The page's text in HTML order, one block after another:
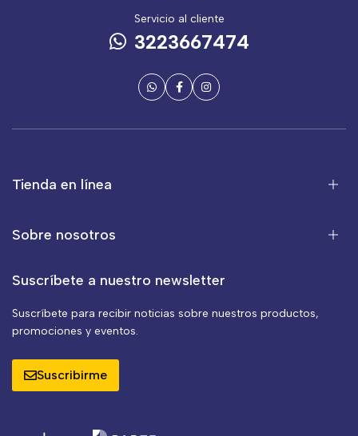
Servicio al cliente
3223667474
Tienda en línea
Sobre nosotros
Suscríbete a nuestro newsletter
Suscríbete para recibir noticias sobre nuestros productos,
promociones y eventos.
Suscribirme